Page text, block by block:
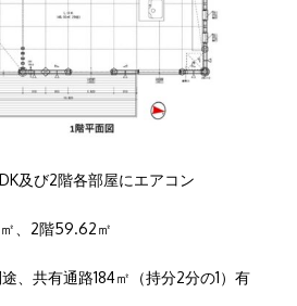
及び2階各部屋にエアコン
、2階59.62㎡
、共有通路184㎡（持分2分の1）有